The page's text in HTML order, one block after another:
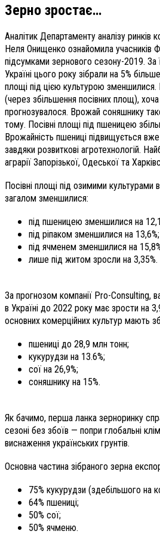
Зерно зростає…
Аналітик Департаменту аналізу ринків
Неля Онищенко ознайомила учасників
підсумками зернового сезону-2019. За
Україні цього року зібрали на 5%
площі під цією культурою
(через збільшення посівних площ),
прогнозувалося. Врожай соняшнику
тому. Посівні площі під пшеницею
Врожайність пшениці підвищується
завдяки розвиткові агротехнологій.
аграрії Запорізької, Одеської та
Посівні площі під озимими культурами
загалом зменшилися:
під пшеницею зменшилися на
під ріпаком зменшилися на 13,6%;
під ячменем зменшилися на
лише під житом зросли на 3,35%.
За прогнозом компанії Pro-Consulting,
в Україні до 2022 року має зрости на
основних комерційних культур мають
пшениці до 28,9 млн тонн;
кукурудзи на 13.6%;
сої на 26,9%;
соняшнику на 15%.
Як бачимо, перша ланка зерноринку
сезоні без збоїв — попри глобальні
виснаження українських грунтів.
Основна частина зібраного зерна
75% кукурудзи (здебільшого на
64% пшениці;
50% сої;
50% ячменю.